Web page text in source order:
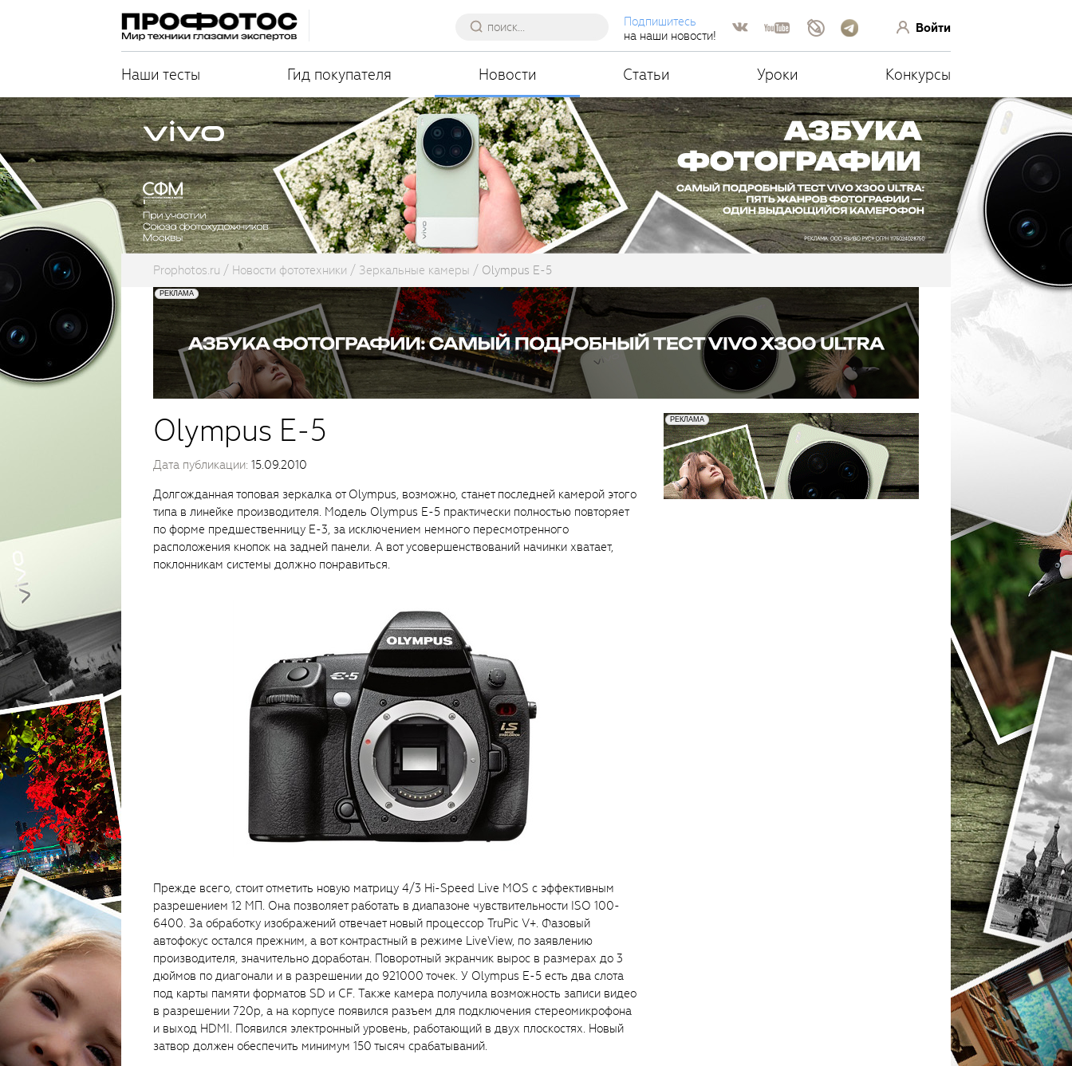
Подпишитесь
на наши новости!
Войти
Наши тесты Гид покупателя Новости Статьи Уроки Конкурсы
Prophotos.ru Новости фототехники Зеркальные камеры Olympus E-5
Olympus E-5
Дата публикации: 15.09.2010
Долгожданная топовая зеркалка от Olympus, возможно, станет последней камерой этого
типа в линейке производителя. Модель Olympus Е-5 практически полностью повторяет
по форме предшественницу Е-3, за исключением немного пересмотренного
расположения кнопок на задней панели. А вот усовершенствований начинки хватает,
поклонникам системы должно понравиться.
Прежде всего, стоит отметить новую матрицу 4/3 Hi-Speed Live MOS с эффективным
разрешением 12 МП. Она позволяет работать в диапазоне чувствительности ISO 100-
6400. За обработку изображений отвечает новый процессор TruPic V+. Фазовый
автофокус остался прежним, а вот контрастный в режиме LiveView, по заявлению
производителя, значительно доработан. Поворотный экранчик вырос в размерах до 3
дюймов по диагонали и в разрешении до 921000 точек. У Olympus E-5 есть два слота
под карты памяти форматов SD и CF. Также камера получила возможность записи видео
в разрешении 720р, а на корпусе появился разъем для подключения стереомикрофона
и выход HDMI. Появился электронный уровень, работающий в двух плоскостях. Новый
затвор должен обеспечить минимум 150 тысяч срабатываний.